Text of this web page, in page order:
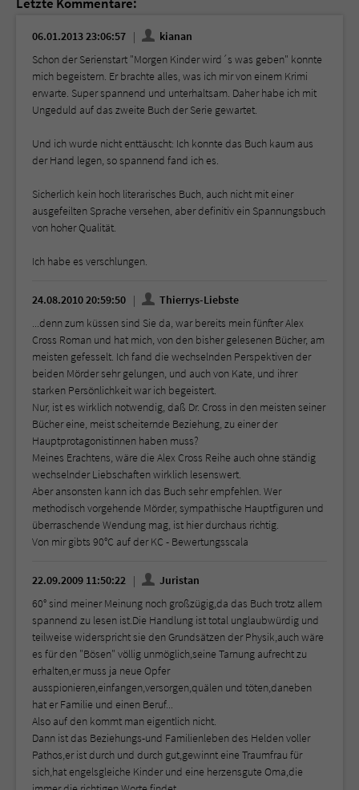
06.01.2013 23:06:57
kianan
Schon der Serienstart "Morgen Kinder wird´s was geben" konnte
mich begeistern. Er brachte alles, was ich mir von einem Krimi
erwarte. Super spannend und unterhaltsam. Daher habe ich mit
Ungeduld auf das zweite Buch der Serie gewartet.
Und ich wurde nicht enttäuscht: Ich konnte das Buch kaum aus
der Hand legen, so spannend fand ich es.
Sicherlich kein hoch literarisches Buch, auch nicht mit einer
ausgefeilten Sprache versehen, aber definitiv ein Spannungsbuch
von hoher Qualität.
Ich habe es verschlungen.
24.08.2010 20:59:50
Thierrys-Liebste
...denn zum küssen sind Sie da, war bereits mein fünfter Alex
Cross Roman und hat mich, von den bisher gelesenen Bücher, am
meisten gefesselt. Ich fand die wechselnden Perspektiven der
beiden Mörder sehr gelungen, und auch von Kate, und ihrer
starken Persönlichkeit war ich begeistert.
Nur, ist es wirklich notwendig, daß Dr. Cross in den meisten seiner
Bücher eine, meist scheiternde Beziehung, zu einer der
Hauptprotagonistinnen haben muss?
Meines Erachtens, wäre die Alex Cross Reihe auch ohne ständig
wechselnder Liebschaften wirklich lesenswert.
Aber ansonsten kann ich das Buch sehr empfehlen. Wer
methodisch vorgehende Mörder, sympathische Hauptfiguren und
überraschende Wendung mag, ist hier durchaus richtig.
Von mir gibts 90°C auf der KC - Bewertungsscala
22.09.2009 11:50:22
Juristan
60° sind meiner Meinung noch großzügig,da das Buch trotz allem
spannend zu lesen ist.Die Handlung ist total unglaubwürdig und
teilweise widerspricht sie den Grundsätzen der Physik,auch wäre
es für den "Bösen" völlig unmöglich,seine Tarnung aufrecht zu
erhalten,er muss ja neue Opfer
ausspionieren,einfangen,versorgen,quälen und töten,daneben
hat er Familie und einen Beruf...
Also auf den kommt man eigentlich nicht.
Dann ist das Beziehungs-und Familienleben des Helden voller
Pathos,er ist durch und durch gut,gewinnt eine Traumfrau für
sich,hat engelsgleiche Kinder und eine herzensgute Oma,die